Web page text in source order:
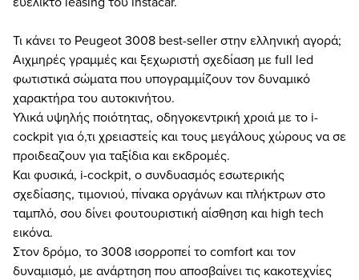
Τι κάνει το Peugeot 3008 best-seller στην ελληνική αγορά;
Αιχμηρές γραμμές και ξεχωριστή σχεδίαση με full led
φωτιστικά σώματα που υπογραμμίζουν τον δυναμικό
χαρακτήρα του αυτοκινήτου.
Υλικά υψηλής ποιότητας, οδηγοκεντρική χροιά με το i-
cockpit για ό,τι χρειαστείς και τους μεγάλους χώρους να σε
προιδεαζουν για ταξίδια και εκδρομές.
Και φυσικά, i-cockpit, ο συνδυασμός εσωτερικής
σχεδίασης, τιμονιού, πίνακα οργάνων και πλήκτρων στο
ταμπλό, σου δίνει φουτουριστική αίσθηση και high tech
εικόνα.
Στον δρόμο, το 3008 ισορροπεί το comfort και τον
δυναμισμό, με ανάρτηση που αποσβαίνει τις κακοτεχνίες